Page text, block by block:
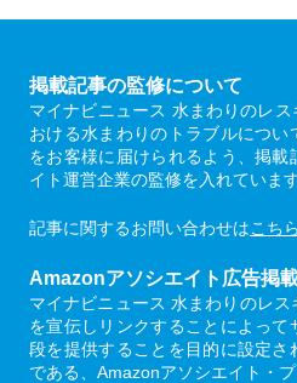
掲載記事の監修について
マイナビニュース 水まわりのレ
おける水まわりのトラブルについ
をお客様に届けられるよう、掲
イト運営企業の監修を入れています
記事に関するお問い合わせはこちら
Amazonアソシエイト広告掲
マイナビニュース 水まわりのレ
を宣伝しリンクすることによっ
段を提供することを目的に設定
である、Amazonアソシエイト・